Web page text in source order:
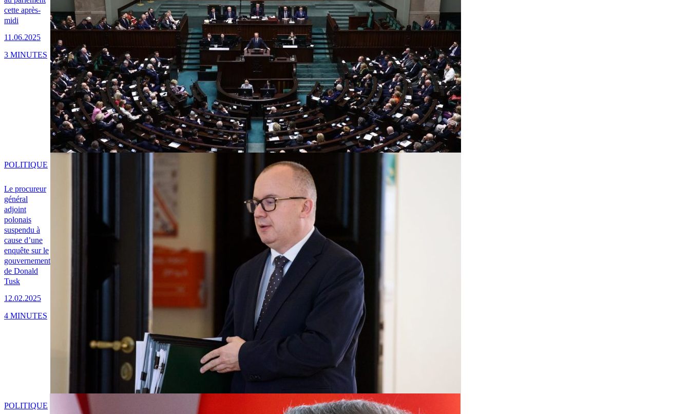
cette après-
midi
11.06.2025
3 MINUTES
Le procureur
général
adjoint
polonais
suspendu à
cause d’une
enquête sur le
gouvernement
de Donald
Tusk
12.02.2025
POLITIQUE
4 MINUTES
POLITIQUE